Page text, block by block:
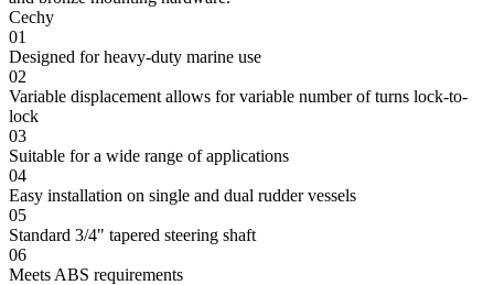
Cechy
01
Designed for heavy-duty marine use
02
Variable displacement allows for variable number of turns lock-to-
lock
03
Suitable for a wide range of applications
04
Easy installation on single and dual rudder vessels
05
Standard 3/4" tapered steering shaft
06
Meets ABS requirements